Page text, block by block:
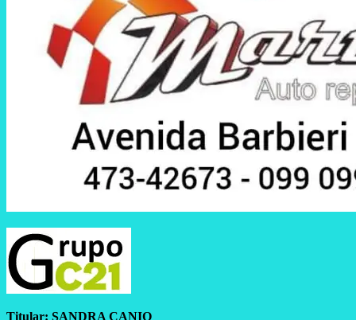
Titular: SANDRA CANIO